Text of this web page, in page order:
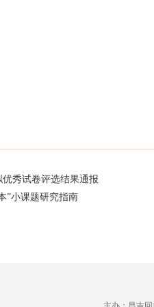
秀试卷评选结果通报
”小课题研究指南